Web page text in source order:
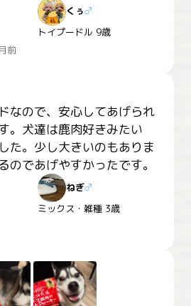
くぅ♂
トイプードル 9歳
前
なので、安心してあげられ
。犬達は鹿肉好きみたい
た。少し大きいのもありま
のであげやすかったです。
ねぎ♂
ミックス・雑種 3歳